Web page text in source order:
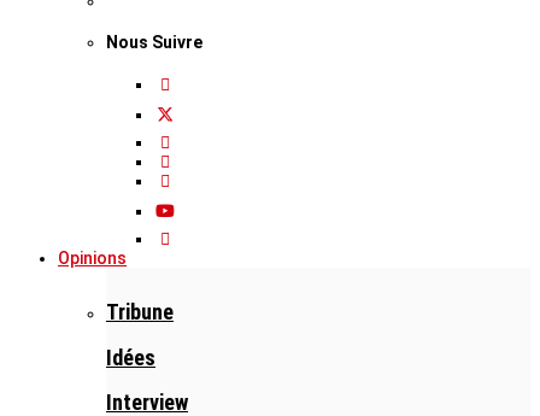
Nous Suivre
Opinions
Tribune
Idées
Interview